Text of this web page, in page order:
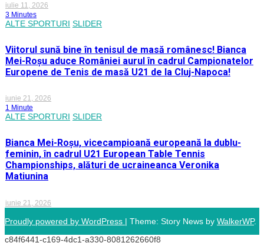
iulie 11, 2026
3 Minutes
ALTE SPORTURI SLIDER
Viitorul sună bine în tenisul de masă românesc! Bianca
Mei-Roșu aduce României aurul în cadrul Campionatelor
Europene de Tenis de masă U21 de la Cluj-Napoca!
iunie 21, 2026
1 Minute
ALTE SPORTURI SLIDER
Bianca Mei-Roșu, vicecampioană europeană la dublu-
feminin, în cadrul U21 European Table Tennis
Championships, alături de ucraineanca Veronika
Matiunina
iunie 21, 2026
Proudly powered by WordPress | Theme: Story News by WalkerWP.
c84f6441-c169-4dc1-a330-8081262660f8